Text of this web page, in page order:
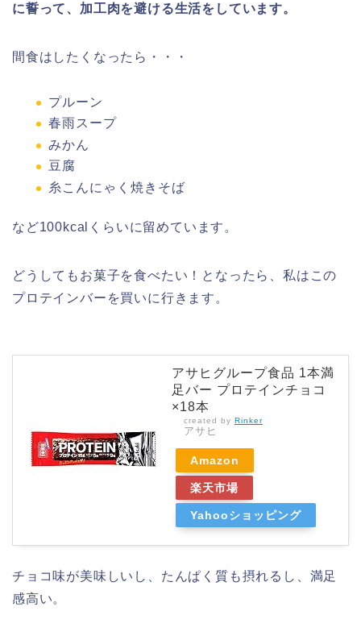
に誓って、加工肉を避ける生活をしています。
間食はしたくなったら・・・
プルーン
春雨スープ
みかん
豆腐
糸こんにゃく焼きそば
など100kcalくらいに留めています。
どうしてもお菓子を食べたい！となったら、私はこの
プロテインバーを買いに行きます。
アサヒグループ食品 1本満
足バー プロテインチョコ
×18本
created by Rinker
アサヒ
Amazon
楽天市場
Yahooショッピング
チョコ味が美味しいし、たんぱく質も摂れるし、満足
感高い。